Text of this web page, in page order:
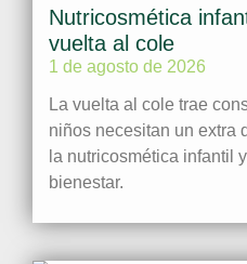
Nutricosmética
vuelta al cole
1 de agosto de 2026
La vuelta al cole trae
niños necesitan un extra
la nutricosmética infantil
bienestar.